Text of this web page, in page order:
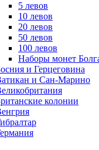
5 левов
10 левов
20 левов
50 левов
100 левов
Наборы монет
и Герцеговина
и Сан-Марино
колонии